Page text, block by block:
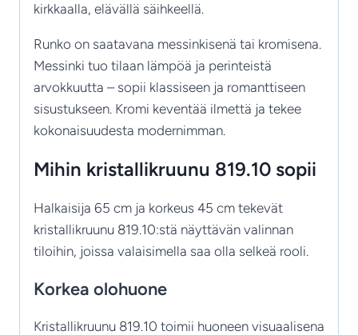
kirkkaalla, elävällä säihkeellä.
Runko on saatavana messinkisenä tai kromisena.
Messinki tuo tilaan lämpöä ja perinteistä
arvokkuutta – sopii klassiseen ja romanttiseen
sisustukseen. Kromi keventää ilmettä ja tekee
kokonaisuudesta modernimman.
Mihin kristallikruunu 819.10 sopii
Halkaisija 65 cm ja korkeus 45 cm tekevät
kristallikruunu 819.10:stä näyttävän valinnan
tiloihin, joissa valaisimella saa olla selkeä rooli.
Korkea olohuone
Kristallikruunu 819.10 toimii huoneen visuaalisena